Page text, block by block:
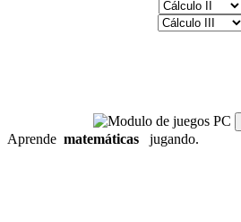
Aprende matemáticas jugando.